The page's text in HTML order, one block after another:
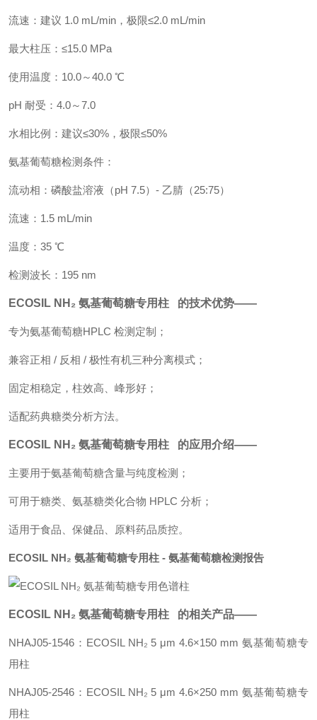
流速：建议 1.0 mL/min，极限≤2.0 mL/min
最大柱压：≤15.0 MPa
使用温度：10.0～40.0 ℃
pH 耐受：4.0～7.0
水相比例：建议≤30%，极限≤50%
氨基葡萄糖检测条件：
流动相：磷酸盐溶液（pH 7.5）- 乙腈（25:75）
流速：1.5 mL/min
温度：35 ℃
检测波长：195 nm
ECOSIL NH₂ 氨基葡萄糖专用柱 的技术优势——
专为氨基葡萄糖HPLC 检测定制；
兼容正相 / 反相 / 极性有机三种分离模式；
固定相稳定，柱效高、峰形好；
适配药典糖类分析方法。
ECOSIL NH₂ 氨基葡萄糖专用柱 的应用介绍——
主要用于氨基葡萄糖含量与纯度检测；
可用于糖类、氨基糖类化合物 HPLC 分析；
适用于食品、保健品、原料药品质控。
ECOSIL NH₂ 氨基葡萄糖专用柱 - 氨基葡萄糖检测报告
ECOSIL NH₂ 氨基葡萄糖专用柱 的相关产品——
NHAJ05‑1546：ECOSIL NH₂ 5 μm 4.6×150 mm 氨基葡萄糖专
用柱
NHAJ05‑2546：ECOSIL NH₂ 5 μm 4.6×250 mm 氨基葡萄糖专
用柱